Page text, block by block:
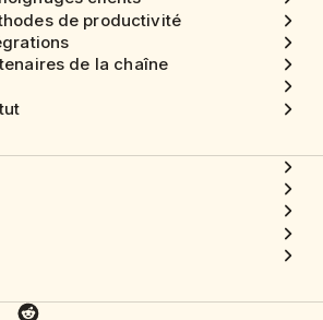
de productivité
de la chaîne